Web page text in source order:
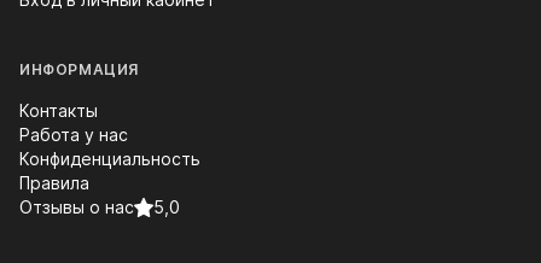
ИНФОРМАЦИЯ
Контакты
Работа у нас
Конфиденциальность
Правила
Отзывы о нас
5,0